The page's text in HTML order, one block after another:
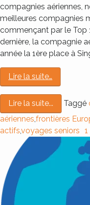
compagnies aériennes,
meilleures compagnies
commençant par le Top
dernière, la compagnie
année la 1ère place à
Lire la suite…
Lire la suite... Taggé
aériennes,frontières
actifs,voyages seniors